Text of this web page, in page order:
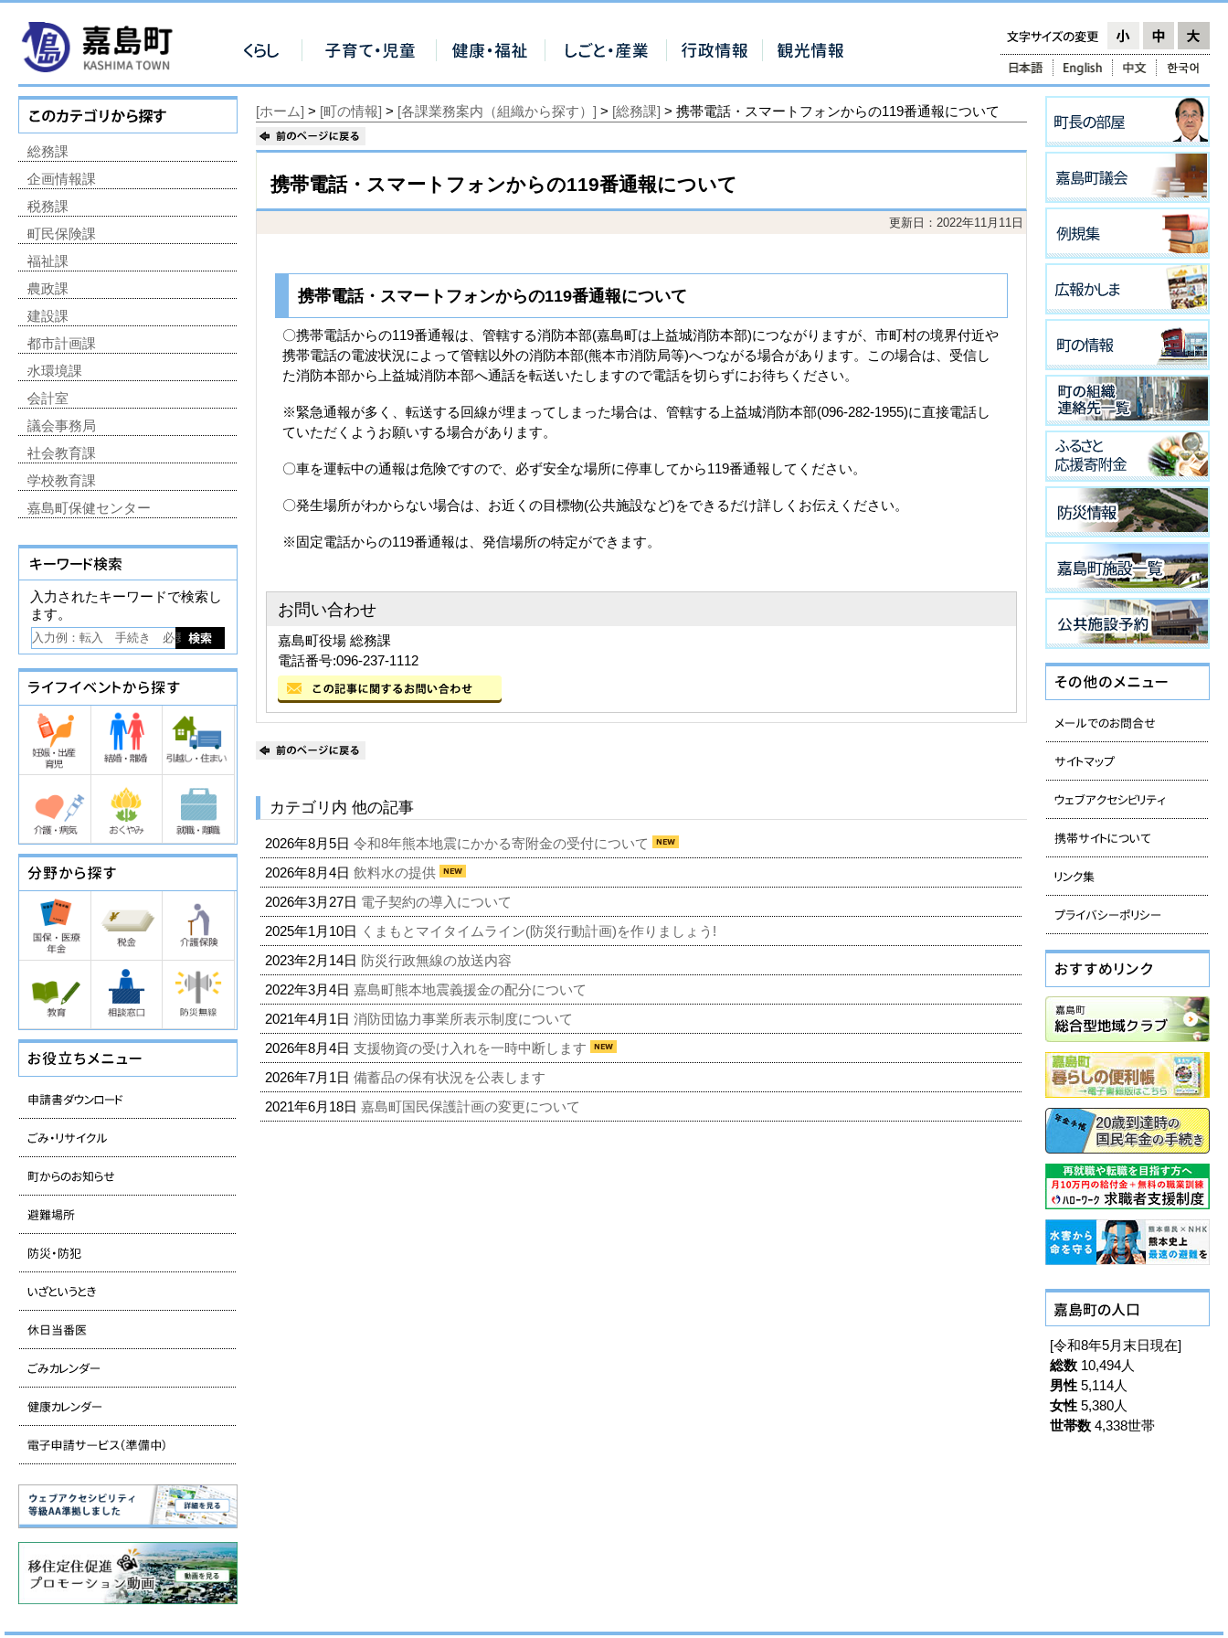
[ホーム] > [町の情報] > [各課業務案内（組織から探す）] > [総務課] > 携帯電話・スマートフォンからの119番通報について
携帯電話・スマートフォンからの119番通報について
更新日：2022年11月11日
携帯電話・スマートフォンからの119番通報について
〇携帯電話からの119番通報は、管轄する消防本部(嘉島町は上益城消防本部)につながりますが、市町村の境界付近や
携帯電話の電波状況によって管轄以外の消防本部(熊本市消防局等)へつながる場合があります。この場合は、受信し
た消防本部から上益城消防本部へ通話を転送いたしますので電話を切らずにお待ちください。
※緊急通報が多く、転送する回線が埋まってしまった場合は、管轄する上益城消防本部(096-282-1955)に直接電話し
ていただくようお願いする場合があります。
〇車を運転中の通報は危険ですので、必ず安全な場所に停車してから119番通報してください。
〇発生場所がわからない場合は、お近くの目標物(公共施設など)をできるだけ詳しくお伝えください。
※固定電話からの119番通報は、発信場所の特定ができます。
お問い合わせ
嘉島町役場 総務課
電話番号:096-237-1112
カテゴリ内 他の記事
2026年8月5日 令和8年熊本地震にかかる寄附金の受付について
2026年8月4日 飲料水の提供
2026年3月27日 電子契約の導入について
2025年1月10日 くまもとマイタイムライン(防災行動計画)を作りましょう!
2023年2月14日 防災行政無線の放送内容
2022年3月4日 嘉島町熊本地震義援金の配分について
2021年4月1日 消防団協力事業所表示制度について
2026年8月4日 支援物資の受け入れを一時中断します
2026年7月1日 備蓄品の保有状況を公表します
2021年6月18日 嘉島町国民保護計画の変更について
[令和8年5月末日現在]
総数 10,494人
男性 5,114人
女性 5,380人
世帯数 4,338世帯
総務課
企画情報課
税務課
町民保険課
福祉課
農政課
建設課
都市計画課
水環境課
会計室
議会事務局
社会教育課
学校教育課
嘉島町保健センター
入力されたキーワードで検索し
ます。